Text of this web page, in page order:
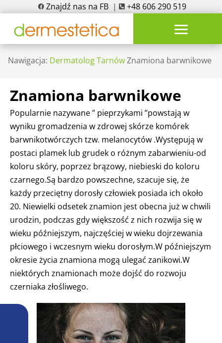
Znajdź nas na FB | +48 606 290 519
Nawigacja: Dermatolog TarnówZnamiona barwnikowe
Znamiona barwnikowe
Popularnie nazywane ” pieprzykami ”powstają w
wyniku gromadzenia w zdrowej skórze komórek
barwnikotwórczych tzw. melanocytów .Występują w
postaci plamek lub grudek o różnym zabarwieniu-od
koloru skóry, poprzez brązowy, niebieski do koloru
czarnego.Są bardzo powszechne, szacuje się, że
każdy przeciętny dorosły człowiek posiada ich około
20. Niewielki odsetek znamion jest obecna już w chwili
urodzin, podczas gdy większość z nich rozwija się w
wieku późniejszym, najczęściej w wieku dojrzewania
płciowego i wczesnym wieku dorosłym.W późniejszym
okresie życia znamiona mogą ulegać zanikowi.W
niektórych znamionach może dojść do rozwoju
czerniaka złośliwego.